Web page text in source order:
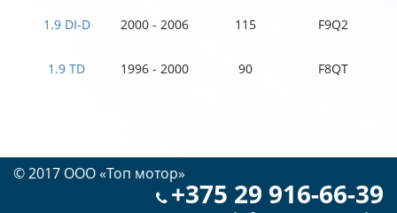
1.9 DI-D 2000 - 2006 115 F9Q2
1.9 TD 1996 - 2000 90 F8QT
© 2017 OOO «Топ мотор»
+375 29 916-66-39